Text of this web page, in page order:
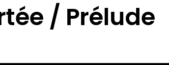
/ Prélude